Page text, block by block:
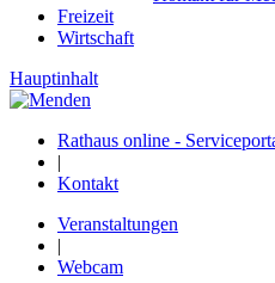
Freizeit
Wirtschaft
Hauptinhalt
Rathaus online -
|
Kontakt
Veranstaltungen
|
Webcam